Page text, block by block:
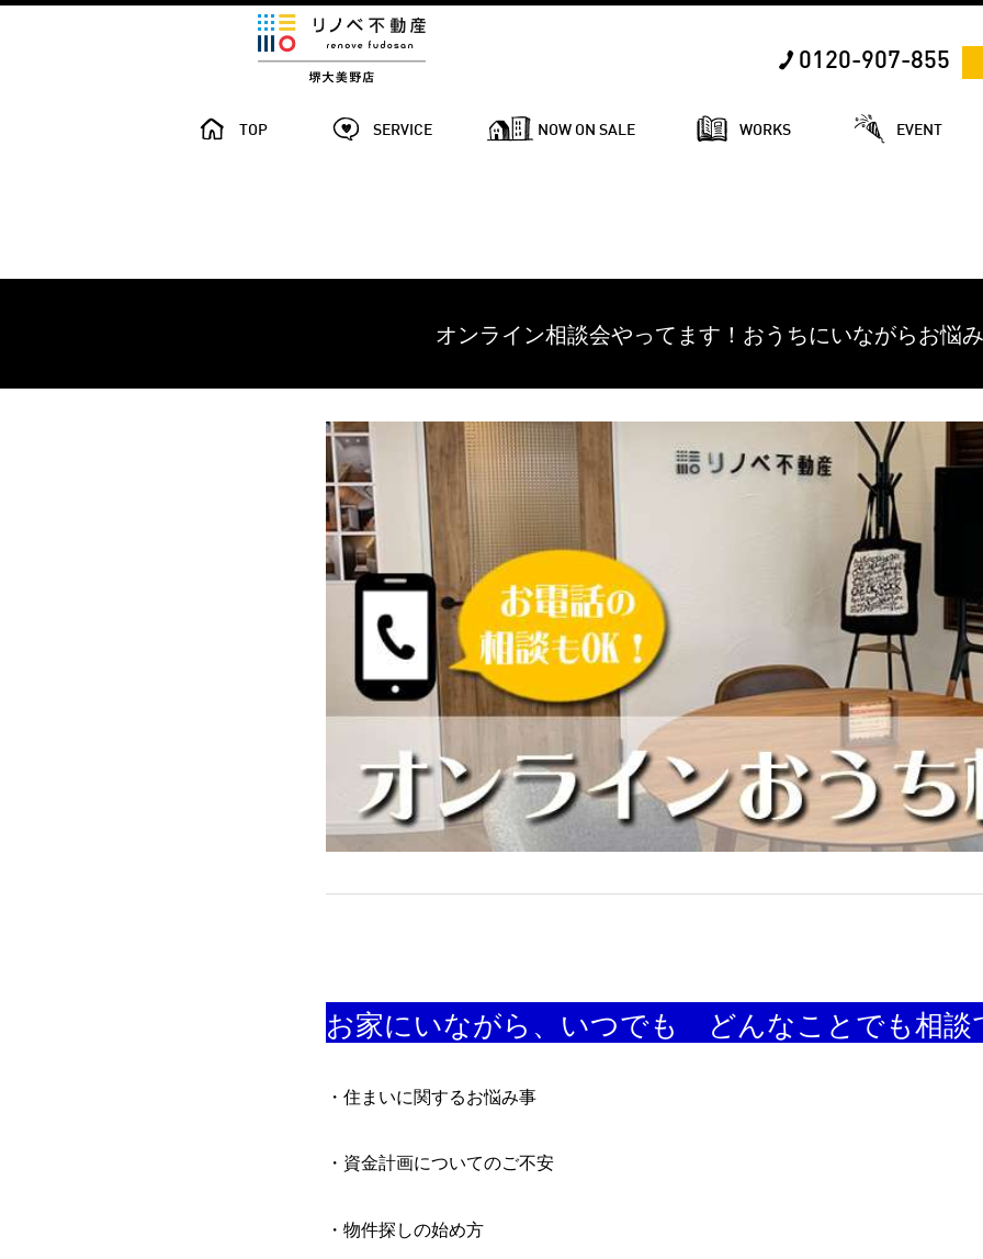
0120-907-855
TOP SERVICE NOW ON SALE WORKS EVENT
オンライン相談会やってます！おうちにいながらお悩
お家にいながら、いつでも どんなことでも相談
・住まいに関するお悩み事
・資金計画についてのご不安
・物件探しの始め方